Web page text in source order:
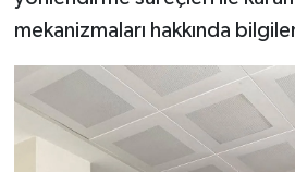
mekanizmaları hakkında